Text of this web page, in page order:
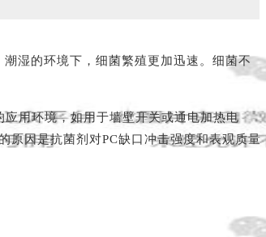
湿的环境下，细菌繁殖更加迅速。细菌不
用环境，如用于墙壁开关或通电加热电
原因是抗菌剂对PC缺口冲击强度和表观质量